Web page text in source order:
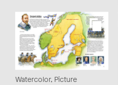
Watercolor, Picture